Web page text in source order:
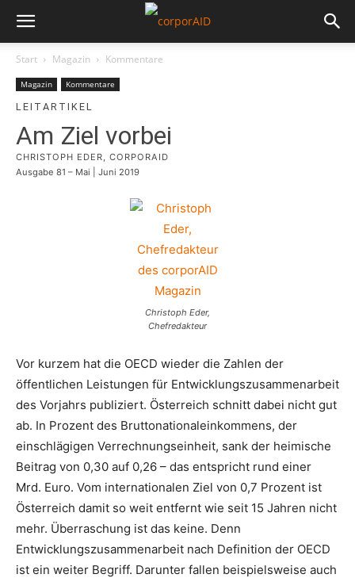
Start Magazin Kommentare
Magazin Kommentare
LEITARTIKEL
Am Ziel vorbei
CHRISTOPH EDER, CORPORAID
Ausgabe 81 – Mai | Juni 2019
Christoph Eder,
Chefredakteur
Vor kurzem hat die OECD wieder die Zahlen der
öffentlichen Leistungen für Entwicklungszusammenarbeit
des Vorjahrs publiziert. Österreich schnitt dabei nicht gut
ab. In Prozent des Bruttonationaleinkommens, der
einschlägigen Verrechnungseinheit, sank der heimische
Beitrag von 0,30 auf 0,26 – das entspricht rund einer
Mrd. Euro. Vom internationalen Ziel von 0,7 Prozent ist
Österreich damit so weit entfernt wie seit 15 Jahren nicht
mehr. Überraschung ist das keine. Denn
Entwicklungszusammenarbeit nach Definition der OECD
ist ein weiter Begriff. Darunter fallen beispielsweise auch